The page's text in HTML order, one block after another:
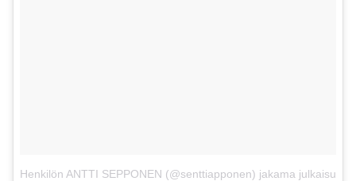
Henkilön ANTTI SEPPONEN (@senttiapponen) jakama julkaisu